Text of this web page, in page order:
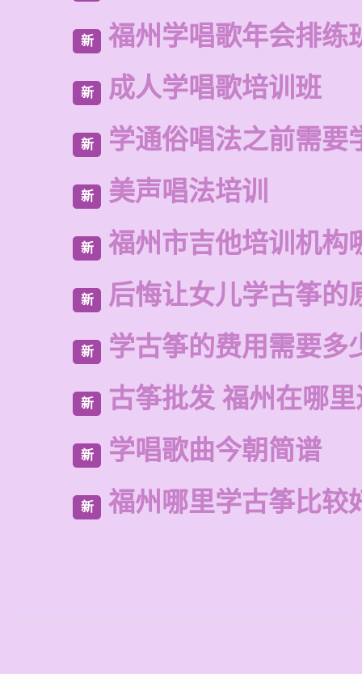
新 福州学唱歌年会排练
新 成人学唱歌培训班
新 学通俗唱法之前需要
新 美声唱法培训
新 福州市吉他培训机构
新 后悔让女儿学古筝的
新 学古筝的费用需要多
新 古筝批发 福州在哪
新 学唱歌曲今朝简谱
新 福州哪里学古筝比较